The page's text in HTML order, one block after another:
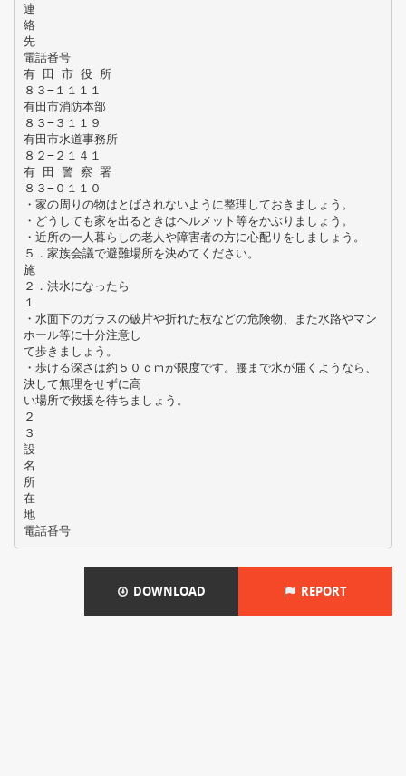
連
絡
先
電話番号
有 田 市 役 所
８３−１１１１
有田市消防本部
８３−３１１９
有田市水道事務所
８２−２１４１
有 田 警 察 署
８３−０１１０
・家の周りの物はとばされないように整理しておきましょう。
・どうしても家を出るときはヘルメット等をかぶりましょう。
・近所の一人暮らしの老人や障害者の方に心配りをしましょう。
５．家族会議で避難場所を決めてください。
施
２．洪水になったら
１
・水面下のガラスの破片や折れた枝などの危険物、また水路やマン
ホール等に十分注意し
て歩きましょう。
・歩ける深さは約５０ｃｍが限度です。腰まで水が届くようなら、
決して無理をせずに高
い場所で救援を待ちましょう。
２
３
設
名
所
在
地
電話番号
DOWNLOAD REPORT